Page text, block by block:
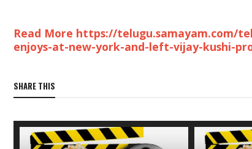
Read More https://telugu.samayam.com/
enjoys-at-new-york-and-left-vijay-kushi-
SHARE THIS